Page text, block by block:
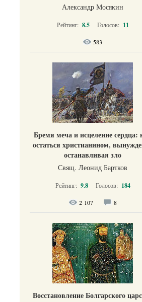
Александр Мосякин
Рейтинг: 8.5 Голосов: 11
583
Бремя меча и исцеление сердца:
остаться христианином,
останавливая зло
Свящ. Леонид Бартков
Рейтинг: 9.8 Голосов: 184
2 107 8
Восстановление Болгарского